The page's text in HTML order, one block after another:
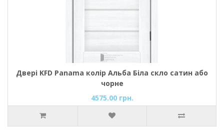
Двері KFD Panama колір Альба Біла скло сатин або
чорне
4575.00 грн.